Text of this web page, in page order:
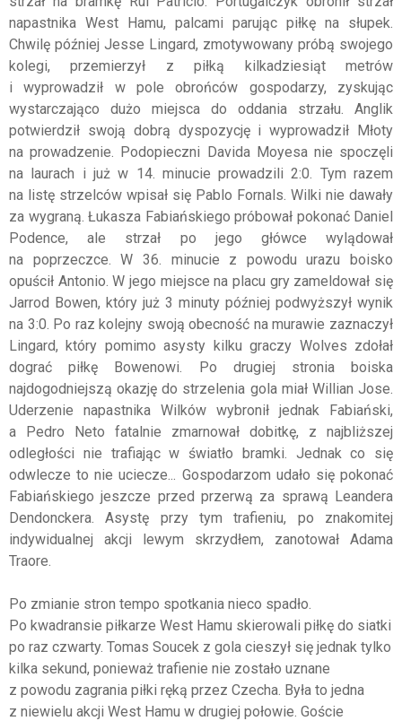
napastnika West Hamu, palcami parując piłkę na słupek.
Chwilę później Jesse Lingard, zmotywowany próbą swojego
kolegi, przemierzył z piłką kilkadziesiąt metrów
i wyprowadził w pole obrońców gospodarzy, zyskując
wystarczająco dużo miejsca do oddania strzału. Anglik
potwierdził swoją dobrą dyspozycję i wyprowadził Młoty
na prowadzenie. Podopieczni Davida Moyesa nie spoczęli
na laurach i już w 14. minucie prowadzili 2:0. Tym razem
na listę strzelców wpisał się Pablo Fornals. Wilki nie dawały
za wygraną. Łukasza Fabiańskiego próbował pokonać Daniel
Podence, ale strzał po jego główce wylądował
na poprzeczce. W 36. minucie z powodu urazu boisko
opuścił Antonio. W jego miejsce na placu gry zameldował się
Jarrod Bowen, który już 3 minuty później podwyższył wynik
na 3:0. Po raz kolejny swoją obecność na murawie zaznaczył
Lingard, który pomimo asysty kilku graczy Wolves zdołał
dograć piłkę Bowenowi. Po drugiej stronia boiska
najdogodniejszą okazję do strzelenia gola miał Willian Jose.
Uderzenie napastnika Wilków wybronił jednak Fabiański,
a Pedro Neto fatalnie zmarnował dobitkę, z najbliższej
odległości nie trafiając w światło bramki. Jednak co się
odwlecze to nie uciecze... Gospodarzom udało się pokonać
Fabiańskiego jeszcze przed przerwą za sprawą Leandera
Dendonckera. Asystę przy tym trafieniu, po znakomitej
indywidualnej akcji lewym skrzydłem, zanotował Adama
Traore.
Po zmianie stron tempo spotkania nieco spadło.
Po kwadransie piłkarze West Hamu skierowali piłkę do siatki
po raz czwarty. Tomas Soucek z gola cieszył się jednak tylko
kilka sekund, ponieważ trafienie nie zostało uznane
z powodu zagrania piłki ręką przez Czecha. Była to jedna
z niewielu akcji West Hamu w drugiej połowie. Goście